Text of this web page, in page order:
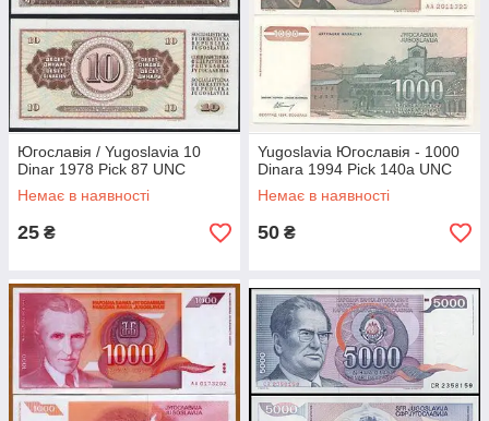
Югославія / Yugoslavia 10
Dinar 1978 Pick 87 UNC
Немає в наявності
25 ₴
Yugoslavia Югославія - 1000
Dinara 1994 Pick 140a UNC
Немає в наявності
50 ₴